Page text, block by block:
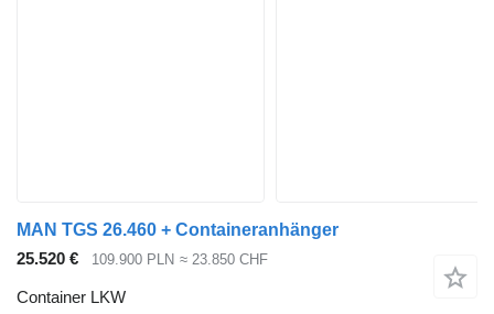
MAN TGS 26.460 + Containeranhänger
25.520 €
109.900 PLN ≈ 23.850 CHF
Container LKW